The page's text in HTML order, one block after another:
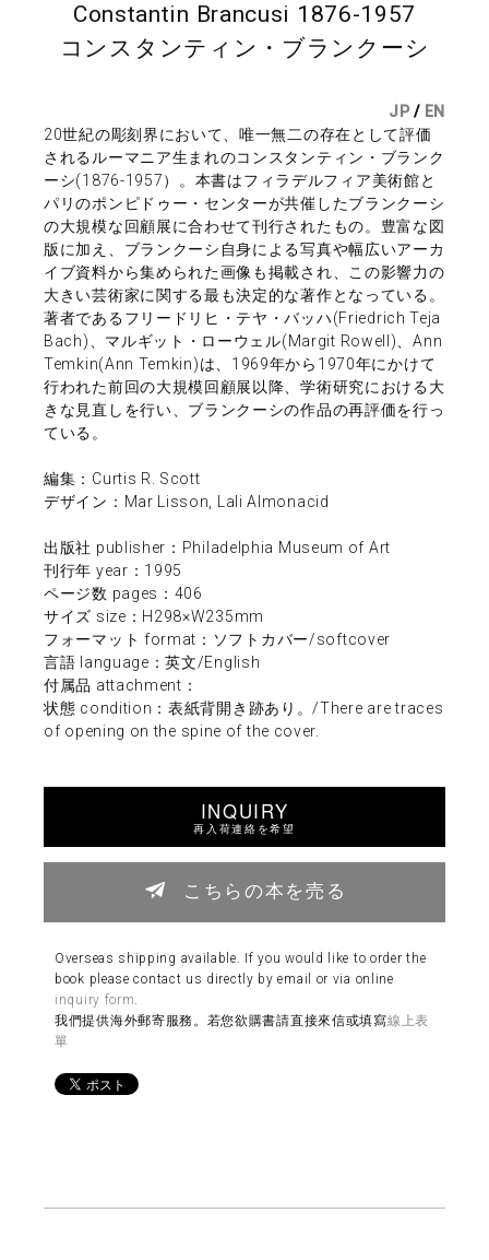
Constantin Brancusi 1876-1957
コンスタンティン・ブランクーシ
JP / EN
20世紀の彫刻界において、唯一無二の存在として評価
されるルーマニア生まれのコンスタンティン・ブランク
ーシ(1876-1957）。本書はフィラデルフィア美術館と
パリのポンピドゥー・センターが共催したブランクーシ
の大規模な回顧展に合わせて刊行されたもの。豊富な図
版に加え、ブランクーシ自身による写真や幅広いアーカ
イブ資料から集められた画像も掲載され、この影響力の
大きい芸術家に関する最も決定的な著作となっている。
著者であるフリードリヒ・テヤ・バッハ(Friedrich Teja
Bach)、マルギット・ローウェル(Margit Rowell)、Ann
Temkin(Ann Temkin)は、1969年から1970年にかけて
行われた前回の大規模回顧展以降、学術研究における大
きな見直しを行い、ブランクーシの作品の再評価を行っ
ている。
編集：Curtis R. Scott
デザイン：Mar Lisson, Lali Almonacid
出版社 publisher：Philadelphia Museum of Art
刊行年 year：1995
ページ数 pages：406
サイズ size：H298×W235mm
フォーマット format：ソフトカバー/softcover
言語 language：英文/English
付属品 attachment：
状態 condition：表紙背開き跡あり。/There are traces
of opening on the spine of the cover.
INQUIRY
再入荷連絡を希望
こちらの本を売る
Overseas shipping available. If you would like to order the
book please contact us directly by email or via online
inquiry form
我們提供海外郵寄服務。若您欲購書請直接來信或填寫線上表
單